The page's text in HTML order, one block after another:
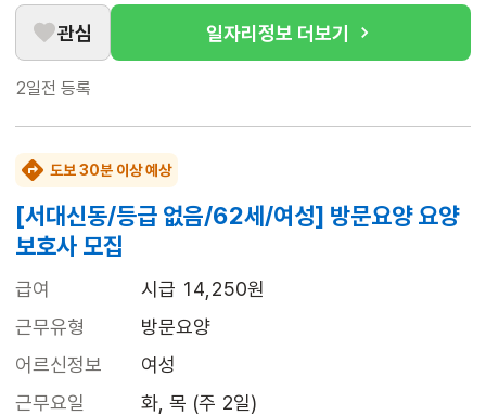
관심 일자리정보 더보기
2일전 등록
도보 30분 이상 예상
[서대신동/등급 없음/62세/여성] 방문요양 요양
보호사 모집
급여
시급 14,250원
근무유형
방문요양
어르신정보
여성
근무요일
화, 목 (주 2일)